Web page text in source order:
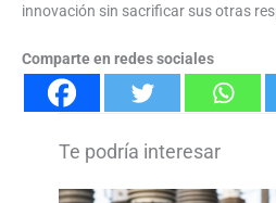
innovación sin sacrificar sus otras
Comparte en redes sociales